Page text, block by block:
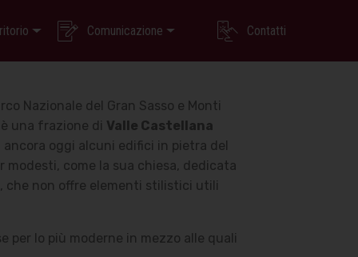
Nazionale del Gran Sasso e Monti
una frazione di Valle Castellana
ancora oggi alcuni edifici in pietra del
modesti, come la sua chiesa, dedicata
, che non offre elementi stilistici utili
per lo più moderne in mezzo alle quali
Comunicazione Contatti